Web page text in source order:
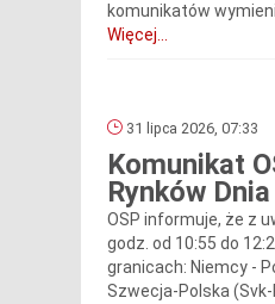
komunikatów
Więcej...
31 lipca 2026, 07:33
Komunikat
Rynków
OSP informuje, że z
godz. od 10:55 do
granicach: Niemcy -
Szwecja-Polska